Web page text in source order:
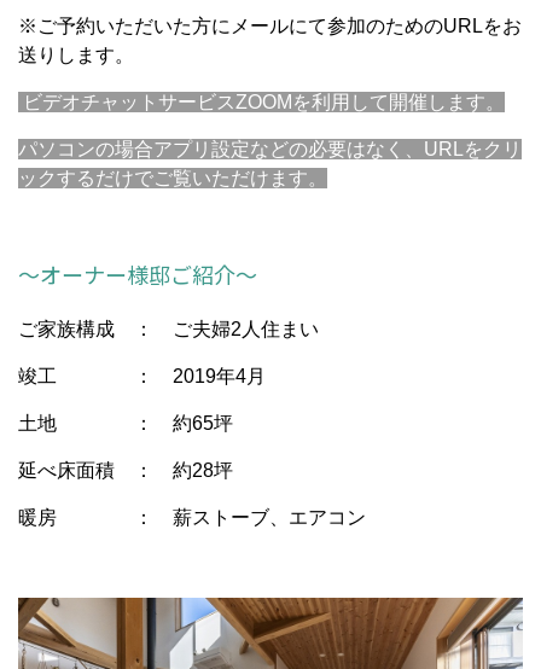
※ご予約いただいた方にメールにて参加のためのURLをお
送りします。
ビデオチャットサービスZOOMを利用して開催します。
パソコンの場合アプリ設定などの必要はなく、URLをクリ
ックするだけでご覧いただけます。
～オーナー様邸ご紹介～
ご家族構成 ： ご夫婦2人住まい
竣工 ： 2019年4月
土地 ： 約65坪
延べ床面積 ： 約28坪
暖房 ： 薪ストーブ、エアコン